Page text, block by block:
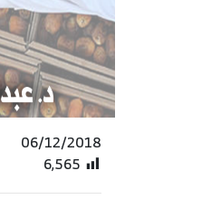
06/12/2018
6٬565